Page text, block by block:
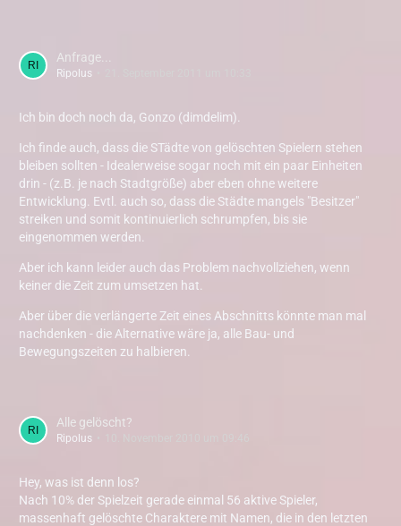
Anfrage...
Ripolus
Ich bin doch noch da, Gonzo (dimdelim).
Ich finde auch, dass die STädte von gelöschten Spielern stehen
bleiben sollten - Idealerweise sogar noch mit ein paar Einheiten
drin - (z.B. je nach Stadtgröße) aber eben ohne weitere
Entwicklung. Evtl. auch so, dass die Städte mangels "Besitzer"
streiken und somit kontinuierlich schrumpfen, bis sie
eingenommen werden.
Aber ich kann leider auch das Problem nachvollziehen, wenn
keiner die Zeit zum umsetzen hat.
Aber über die verlängerte Zeit eines Abschnitts könnte man mal
nachdenken - die Alternative wäre ja, alle Bau- und
Bewegungszeiten zu halbieren.
Alle gelöscht?
Ripolus
Hey, was ist denn los?
Nach 10% der Spielzeit gerade einmal 56 aktive Spieler,
massenhaft gelöschte Charaktere mit Namen, die in den letzten